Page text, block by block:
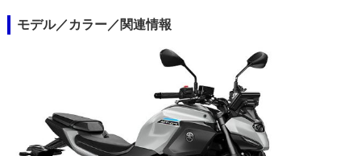
モデル／カラー／関連情報